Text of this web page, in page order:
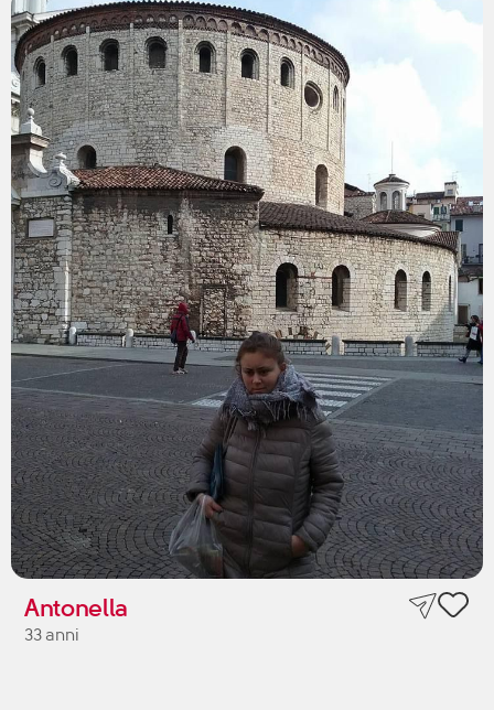
Antonella
33 anni